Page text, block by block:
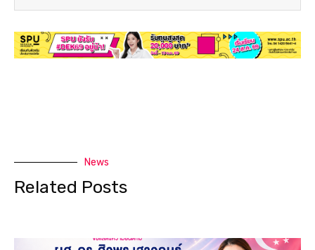
News
Related Posts